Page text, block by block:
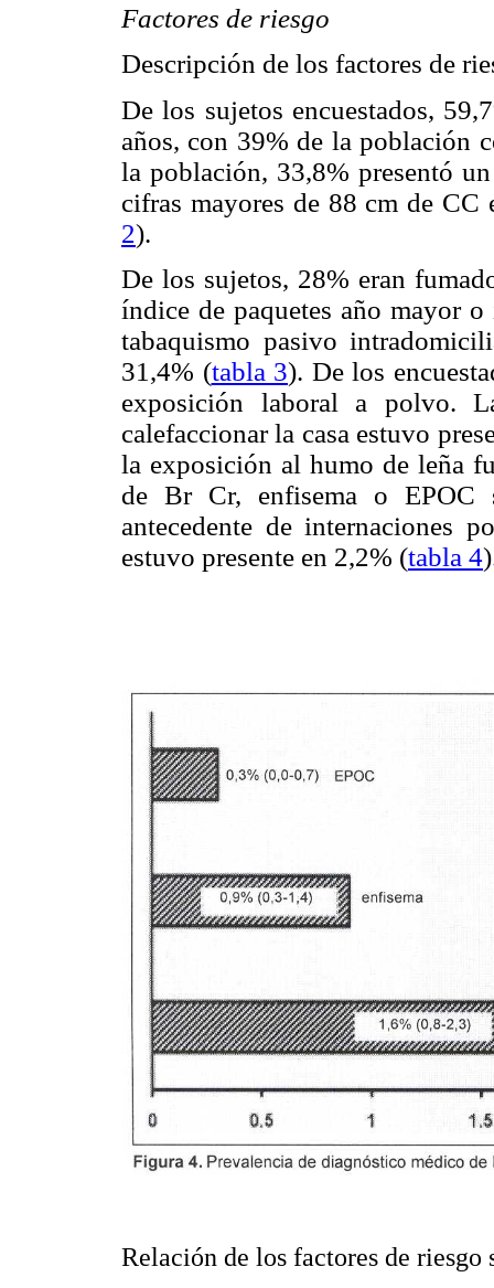
Factores de riesgo
Descripción de los factores de
De los sujetos encuestados,
años, con 39% de la población
la población, 33,8% presentó
cifras mayores de 88 cm de
2).
De los sujetos, 28% eran
índice de paquetes año mayor
tabaquismo pasivo
31,4% (tabla 3). De los
exposición laboral a polvo.
calefaccionar la casa estuvo
la exposición al humo de leña
de Br Cr, enfisema o EPOC
antecedente de internaciones
estuvo presente en 2,2% (tabla 4
Relación de los factores de